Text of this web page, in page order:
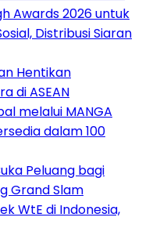
Awards 2026 untuk
Distribusi Siaran
Hentikan
di ASEAN
melalui MANGA
dalam 100
Peluang bagi
Grand Slam
WtE di Indonesia,